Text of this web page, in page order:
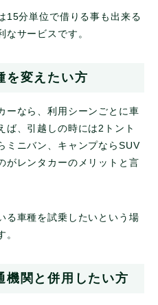
15分単位で借りる事も出来る
サービスです。
を変えたい方
ーなら、利用シーンごとに車
ば、引越しの時には2トント
ミニバン、キャンプならSUV
がレンタカーのメリットと言
る車種を試乗したいという場
機関と併用したい方